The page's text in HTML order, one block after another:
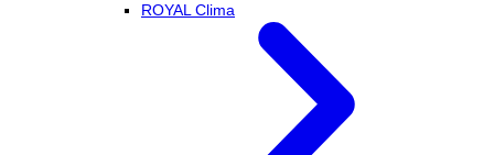
ROYAL Clima